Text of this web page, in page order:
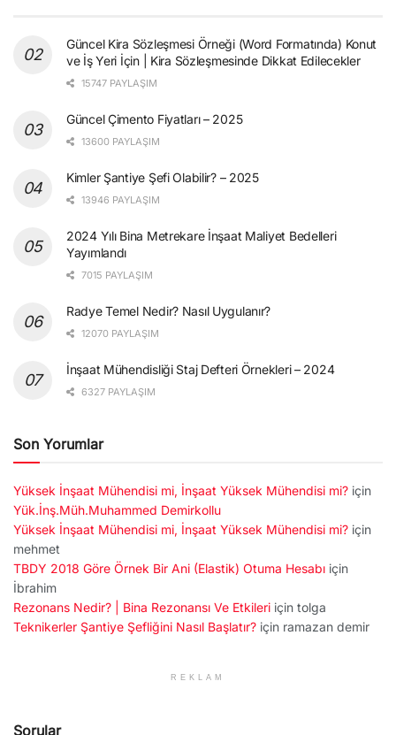
Güncel Kira Sözleşmesi Örneği (Word Formatında) Konut
ve İş Yeri İçin | Kira Sözleşmesinde Dikkat Edilecekler
15747 PAYLAŞIM
Güncel Çimento Fiyatları – 2025
13600 PAYLAŞIM
Kimler Şantiye Şefi Olabilir? – 2025
13946 PAYLAŞIM
2024 Yılı Bina Metrekare İnşaat Maliyet Bedelleri
Yayımlandı
7015 PAYLAŞIM
Radye Temel Nedir? Nasıl Uygulanır?
12070 PAYLAŞIM
İnşaat Mühendisliği Staj Defteri Örnekleri – 2024
6327 PAYLAŞIM
Son Yorumlar
Yüksek İnşaat Mühendisi mi, İnşaat Yüksek Mühendisi mi? için
Yük.İnş.Müh.Muhammed Demirkollu
Yüksek İnşaat Mühendisi mi, İnşaat Yüksek Mühendisi mi? için
mehmet
TBDY 2018 Göre Örnek Bir Ani (Elastik) Otuma Hesabı için
İbrahim
Rezonans Nedir? | Bina Rezonansı Ve Etkileri için tolga
Teknikerler Şantiye Şefliğini Nasıl Başlatır? için ramazan demir
REKLAM
Sorular